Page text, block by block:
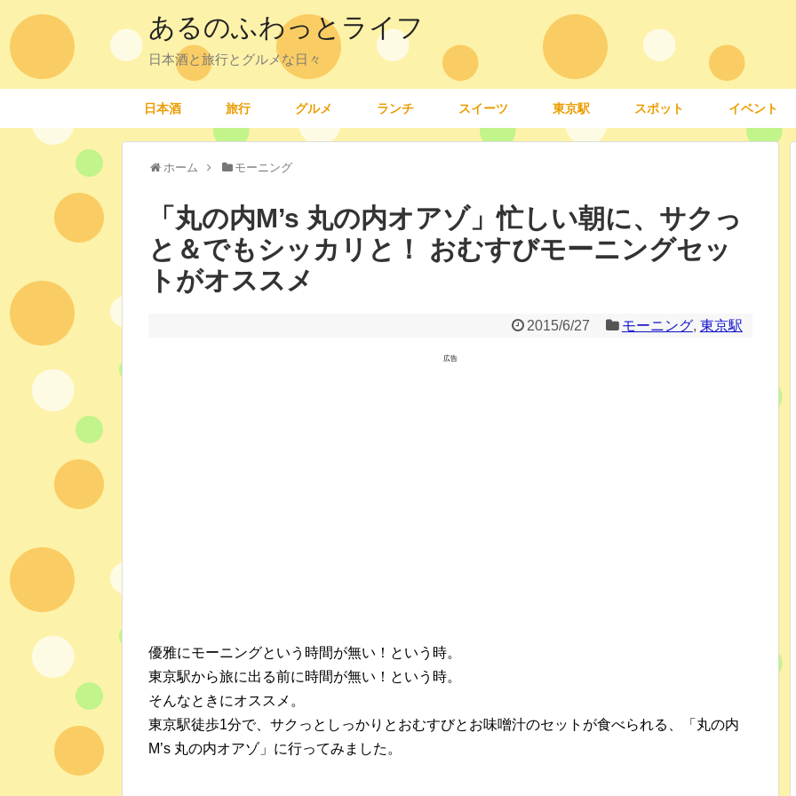
あるのふわっとライフ
日本酒と旅行とグルメな日々
日本酒 旅行 グルメ ランチ スイーツ 東京駅 スポット イベント
ホーム モーニング
「丸の内M’s 丸の内オアゾ」忙しい朝に、サクっ
と＆でもシッカリと！ おむすびモーニングセッ
トがオススメ
2015/6/27 モーニング, 東京駅
広告
優雅にモーニングという時間が無い！という時。
東京駅から旅に出る前に時間が無い！という時。
そんなときにオススメ。
東京駅徒歩1分で、サクっとしっかりとおむすびとお味噌汁のセットが食べられる、「丸の内
M’s 丸の内オアゾ」に行ってみました。